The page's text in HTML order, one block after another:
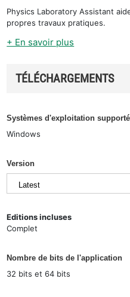
Physics Laboratory Assistant
propres travaux pratiques.
+ En savoir plus
TÉLÉCHARGEMENTS
Systèmes d'exploitation
Windows
Version
Editions incluses
Complet
Nombre de bits de l'application
32 bits et 64 bits